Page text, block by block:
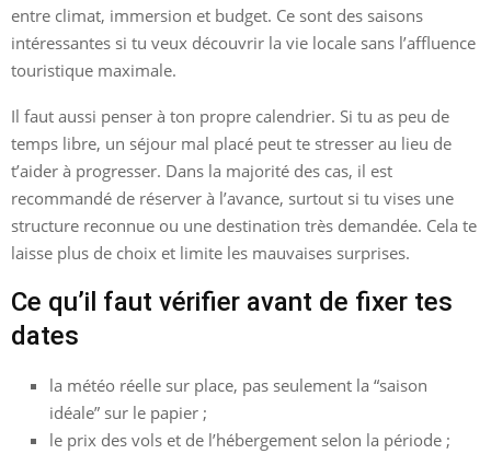
entre climat, immersion et budget. Ce sont des saisons
intéressantes si tu veux découvrir la vie locale sans l’affluence
touristique maximale.
Il faut aussi penser à ton propre calendrier. Si tu as peu de
temps libre, un séjour mal placé peut te stresser au lieu de
t’aider à progresser. Dans la majorité des cas, il est
recommandé de réserver à l’avance, surtout si tu vises une
structure reconnue ou une destination très demandée. Cela te
laisse plus de choix et limite les mauvaises surprises.
Ce qu’il faut vérifier avant de fixer tes
dates
la météo réelle sur place, pas seulement la “saison
idéale” sur le papier ;
le prix des vols et de l’hébergement selon la période ;